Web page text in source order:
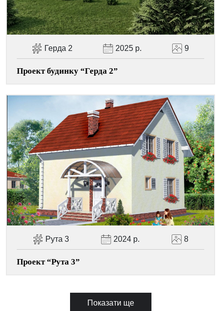
Facebook
ViberTelegramWhatsApp
Pinterest
Герда 2 2025 р. 9
Проект будинку “Герда 2”
Рута 3 2024 р. 8
Проект “Рута 3”
Показати ще